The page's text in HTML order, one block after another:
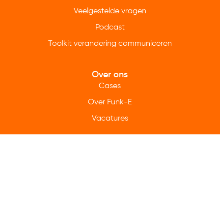
Veelgestelde vragen
Podcast
Toolkit verandering communiceren
Over ons
Cases
Over Funk-E
Vacatures